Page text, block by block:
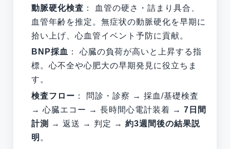
動脈硬化検査 ： 血管の硬さ・詰まり具合、
血管年齢を推定。無症状の動脈硬化を早期に
拾い上げ、心血管イベント予防に貢献。
BNP採血 ： 心臓の負荷が高いと上昇する指
標。心不全や心肥大の早期発見に役立ちま
す。
検査フロー ： 問診・診察 → 採血/基礎検査
→ 心臓エコー → 長時間心電計装着 →7日間
計測
→ 返送 → 判定 →約3週間後の結果説
明 。